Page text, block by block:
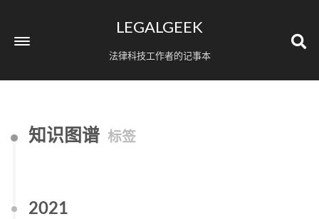
LEGALGEEK
法律科技工作者的记事本
知识图谱 标签
2021